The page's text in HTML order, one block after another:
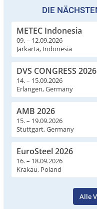
DIE
METEC Indonesia
09. – 12.09.2026
Jarkarta, Indonesia
DVS CONGRESS 2026
14. – 15.09.2026
Erlangen, Germany
AMB 2026
15. – 19.09.2026
Stuttgart, Germany
EuroSteel 2026
16. – 18.09.2026
Krakau, Poland
Alle